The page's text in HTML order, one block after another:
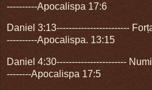
----------Apocalispa 17:6
Daniel 3:13------------------------
----------Apocalispa. 13:15
Daniel 4:30-----------------------
--------Apocalispa 17:5